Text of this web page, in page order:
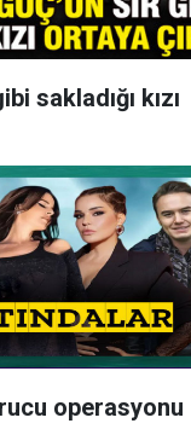
sakladığı kızı
operasyonu